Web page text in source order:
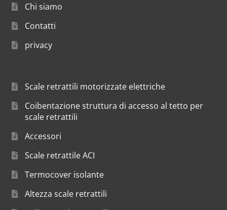
Chi siamo
Contatti
privacy
Scale retrattili motorizzate elettriche
Coibentazione struttura di accesso al tetto per
scale retrattili
Accessori
Scale retrattile ACI
Termocover isolante
Altezza scale retrattili